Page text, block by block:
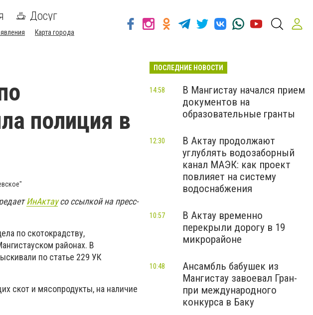
Досуг
Карта города
полиция в
ИнАктаусо ссылкой на пресс-
по скотокрадству,
районах. В
по статье 229 УК
скот и мясопродукты, на наличие
ПОСЛЕДНИЕ НОВОСТИ
В Мангистау начался прием
документов на
образовательные гранты
14:58
В Актау продолжают
углублять водозаборный
канал МАЭК: как проект
повлияет на систему
водоснабжения
12:30
В Актау временно
перекрыли дорогу в 19
микрорайоне
10:57
Ансамбль бабушек из
Мангистау завоевал Гран-
при международного
конкурса в Баку
10:48